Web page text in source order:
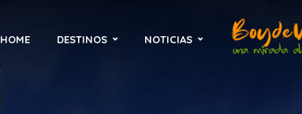
HOME DESTINOS NOTICIAS